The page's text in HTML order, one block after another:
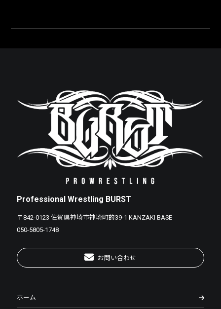
Professional Wrestling BURST
〒842-0123 佐賀県神埼市神埼町的39-1 KANZAKI BASE
050-5805-1748
お問い合わせ
ホーム